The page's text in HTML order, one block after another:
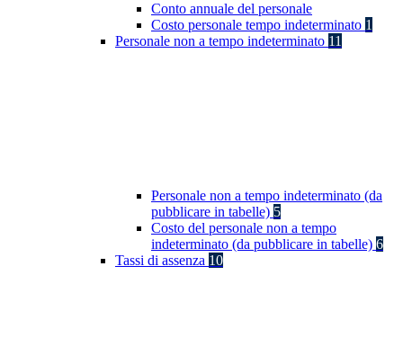
Conto annuale del personale
Costo personale tempo indeterminato 1
Personale non a tempo indeterminato 11
Personale non a tempo indeterminato (da
pubblicare in tabelle) 5
Costo del personale non a tempo
indeterminato (da pubblicare in tabelle) 6
Tassi di assenza 10